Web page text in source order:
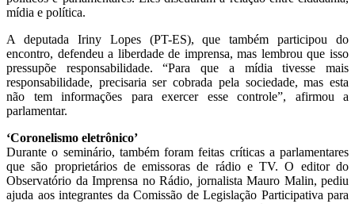
mídia e política.
A deputada Iriny Lopes (PT-ES), que também participou do
encontro, defendeu a liberdade de imprensa, mas lembrou que isso
pressupõe responsabilidade. “Para que a mídia tivesse mais
responsabilidade, precisaria ser cobrada pela sociedade, mas esta
não tem informações para exercer esse controle”, afirmou a
parlamentar.
‘Coronelismo eletrônico’
Durante o seminário, também foram feitas críticas a parlamentares
que são proprietários de emissoras de rádio e TV. O editor do
Observatório da Imprensa no Rádio, jornalista Mauro Malin, pediu
ajuda aos integrantes da Comissão de Legislação Participativa para